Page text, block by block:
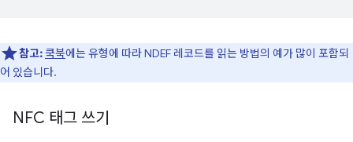
참고:쿡북에는 유형에 따라 NDEF 레코드를 읽는 방법의 예가 많이 포함되
어 있습니다.
NFC 태그 쓰기